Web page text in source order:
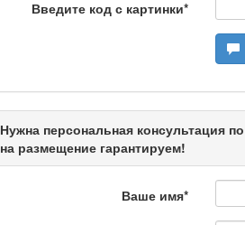
Кто поможет
Что скажет доктор?
Введите код с картинки*
Нужна персональная консультация
на размещение гарантируем!
Ваше имя*